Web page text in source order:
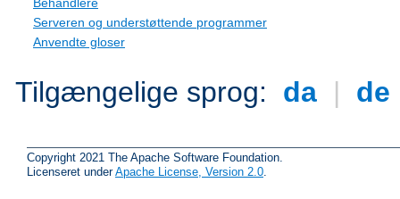
Serveren og understøttende programmer
Anvendte gloser
Tilgængelige sprog: da | de
Copyright 2021 The Apache Software Foundation.
Licenseret underApache License, Version 2.0